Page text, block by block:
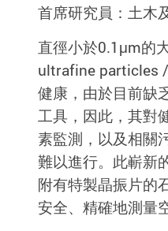
首席研究員：土木
直徑小於0.1μm的
ultrafine particles
健康，由於目前缺
工具，因此，其對
素監測，以及相關
難以進行。此嶄新
附有特製晶振片的
安全、精確地測量